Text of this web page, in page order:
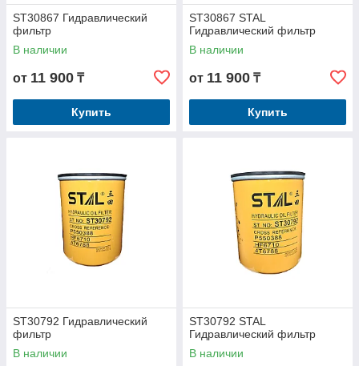
ST30867 Гидравлический
фильтр
В наличии
от 11 900 ₸
Купить
ST30867 STAL
Гидравлический фильтр
В наличии
от 11 900 ₸
Купить
ST30792 Гидравлический
фильтр
В наличии
ST30792 STAL
Гидравлический фильтр
В наличии